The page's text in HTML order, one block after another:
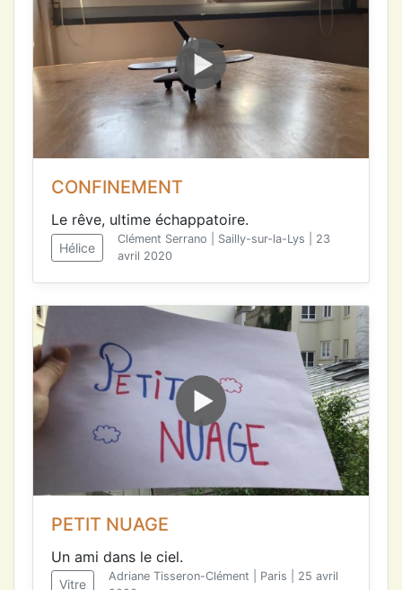
CONFINEMENT
Le rêve, ultime échappatoire.
Hélice
Clément Serrano | Sailly-sur-la-Lys | 23
avril 2020
PETIT NUAGE
Un ami dans le ciel.
Vitre
Adriane Tisseron-Clément | Paris | 25 avril